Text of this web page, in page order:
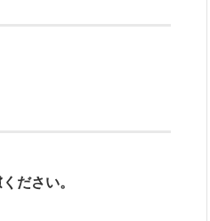
ださい。